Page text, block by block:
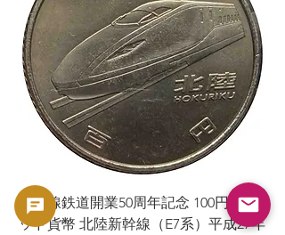
新幹線鉄道開業50周年記念 100円クラ
ッド貨幣 北陸新幹線（E7系）平成27年ッ